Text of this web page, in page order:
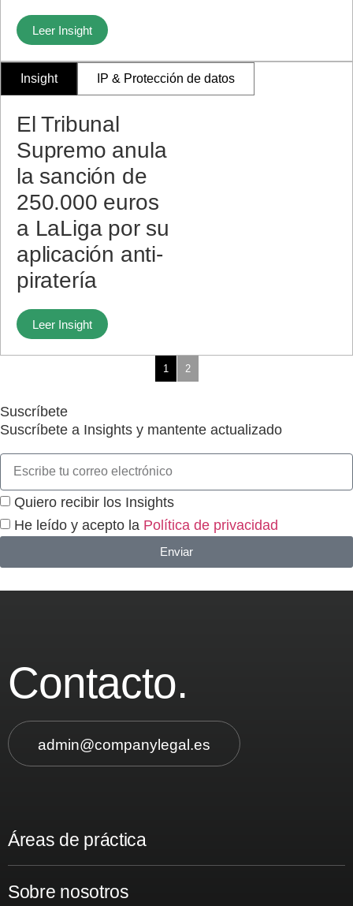
Leer Insight
Insight IP & Protección de datos
El Tribunal
Supremo anula
la sanción de
250.000 euros
a LaLiga por su
aplicación anti-
piratería
Leer Insight
1 2
Suscríbete
Suscríbete a Insights y mantente actualizado
Quiero recibir los Insights
He leído y acepto la Política de privacidad
Enviar
Contacto.
admin@companylegal.es
Áreas de práctica
Sobre nosotros